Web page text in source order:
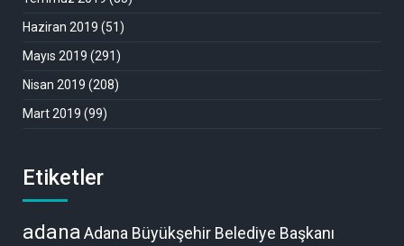
Haziran 2019 (51)
Mayıs 2019 (291)
Nisan 2019 (208)
Mart 2019 (99)
Etiketler
adanaAdana Büyükşehir Belediye Başkanı